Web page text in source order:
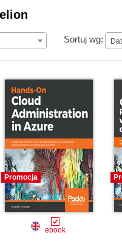
Sortuj wg:
Promocja
ebook